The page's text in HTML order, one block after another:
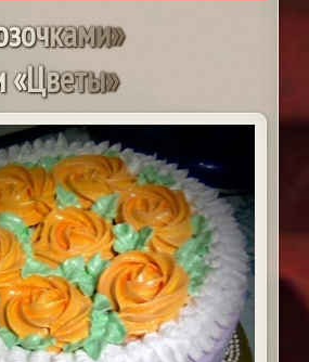
зочками»
«Цветы»